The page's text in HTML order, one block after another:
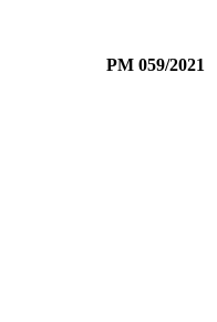
PM 059/2021